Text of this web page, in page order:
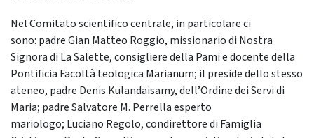
Nel Comitato scientifico centrale, in particolare ci
sono: padre Gian Matteo Roggio, missionario di Nostra
Signora di La Salette, consigliere della Pami e docente della
Pontificia Facoltà teologica Marianum; il preside dello stesso
ateneo, padre Denis Kulandaisamy, dell’Ordine dei Servi di
Maria; padre Salvatore M. Perrella esperto
mariologo; Luciano Regolo, condirettore di Famiglia